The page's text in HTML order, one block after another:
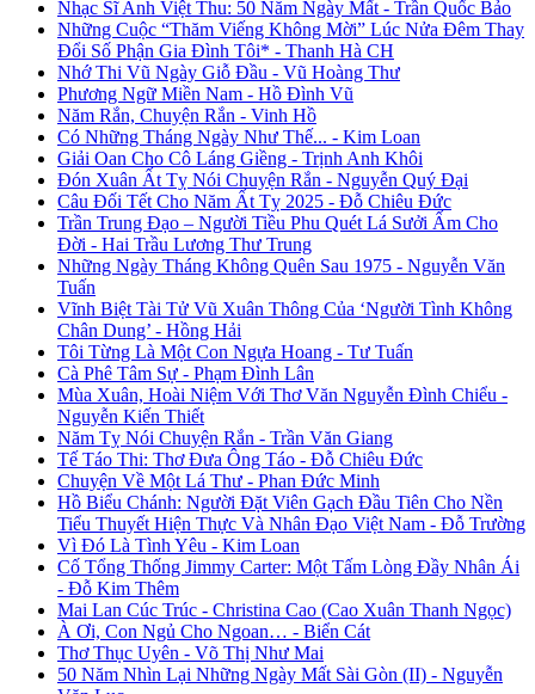
Nhạc Sĩ Anh Việt Thu: 50 Năm Ngày Mất - Trần Quốc Bảo
Những Cuộc “Thăm Viếng Không Mời” Lúc Nửa Đêm Thay
Đổi Số Phận Gia Đình Tôi* - Thanh Hà CH
Nhớ Thi Vũ Ngày Giỗ Đầu - Vũ Hoàng Thư
Phương Ngữ Miền Nam - Hồ Đình Vũ
Năm Rắn, Chuyện Rắn - Vinh Hồ
Có Những Tháng Ngày Như Thế... - Kim Loan
Giải Oan Cho Cô Láng Giềng - Trịnh Anh Khôi
Đón Xuân Ất Tỵ Nói Chuyện Rắn - Nguyễn Quý Đại
Câu Đối Tết Cho Năm Ất Tỵ 2025 - Đỗ Chiêu Đức
Trần Trung Đạo – Người Tiều Phu Quét Lá Sưởi Ấm Cho
Đời - Hai Trầu Lương Thư Trung
Những Ngày Tháng Không Quên Sau 1975 - Nguyễn Văn
Tuấn
Vĩnh Biệt Tài Tử Vũ Xuân Thông Của ‘Người Tình Không
Chân Dung’ - Hồng Hải
Tôi Từng Là Một Con Ngựa Hoang - Tư Tuấn
Cà Phê Tâm Sự - Phạm Đình Lân
Mùa Xuân, Hoài Niệm Với Thơ Văn Nguyễn Đình Chiểu -
Nguyễn Kiến Thiết
Năm Tỵ Nói Chuyện Rắn - Trần Văn Giang
Tế Táo Thi: Thơ Đưa Ông Táo - Đỗ Chiêu Đức
Chuyện Về Một Lá Thư - Phan Đức Minh
Hồ Biểu Chánh: Người Đặt Viên Gạch Đầu Tiên Cho Nền
Tiểu Thuyết Hiện Thực Và Nhân Đạo Việt Nam - Đỗ Trường
Vì Đó Là Tình Yêu - Kim Loan
Cố Tổng Thống Jimmy Carter: Một Tấm Lòng Đầy Nhân Ái
- Đỗ Kim Thêm
Mai Lan Cúc Trúc - Christina Cao (Cao Xuân Thanh Ngọc)
À Ơi, Con Ngủ Cho Ngoan… - Biển Cát
Thơ Thục Uyên - Võ Thị Như Mai
50 Năm Nhìn Lại Những Ngày Mất Sài Gòn (II) - Nguyễn